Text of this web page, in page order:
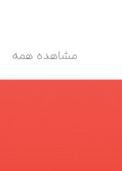
مشاهده همه